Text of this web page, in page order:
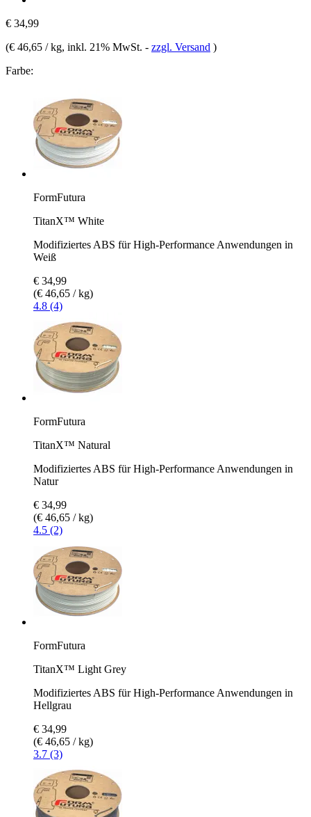
€ 34,99
(€ 46,65 / kg, inkl. 21% MwSt. - zzgl. Versand )
Farbe:
FormFutura
TitanX™ White
Modifiziertes ABS für High-Performance Anwendungen in
Weiß
€ 34,99
(€ 46,65 / kg)
4.8 (4)
FormFutura
TitanX™ Natural
Modifiziertes ABS für High-Performance Anwendungen in
Natur
€ 34,99
(€ 46,65 / kg)
4.5 (2)
FormFutura
TitanX™ Light Grey
Modifiziertes ABS für High-Performance Anwendungen in
Hellgrau
€ 34,99
(€ 46,65 / kg)
3.7 (3)